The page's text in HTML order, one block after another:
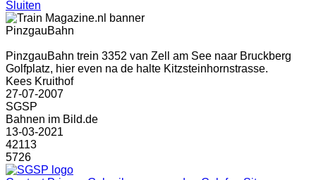
Sluiten
PinzgauBahn
PinzgauBahn trein 3352 van Zell am See naar Bruckberg
Golfplatz, hier even na de halte Kitzsteinhornstrasse.
Kees Kruithof
27-07-2007
SGSP
Bahnen im Bild.de
13-03-2021
42113
5726